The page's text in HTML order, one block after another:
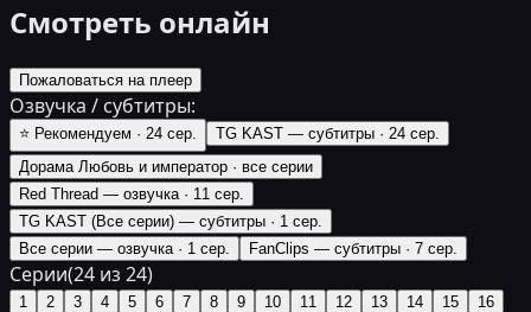
Смотреть онлайн
Пожаловаться на плеер
Озвучка / субтитры:
⭐ Рекомендуем · 24 сер. TG KAST — субтитры · 24 сер.
Дорама Любовь и император · все серии
Red Thread — озвучка · 11 сер.
TG KAST (Все серии) — субтитры · 1 сер.
Все серии — озвучка · 1 сер. FanClips — субтитры · 7 сер.
Серии(24 из 24)
1 2 3 4 5 6 7 8 9 10 11 12 13 14 15
16